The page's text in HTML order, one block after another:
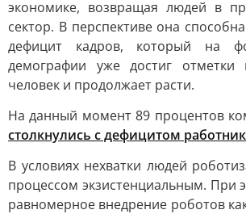
экономике, возвращая людей в
сектор. В перспективе она
дефицит кадров, который на
демографии уже достиг
человек и продолжает расти.
На данный момент 89 процентов
столкнулись с дефицитом
В условиях нехватки людей
процессом экзистенциальным. При
равномерное внедрение роботов